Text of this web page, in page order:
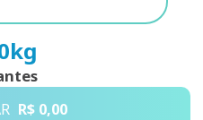
kg
R$ 0,00